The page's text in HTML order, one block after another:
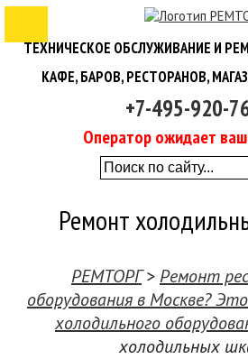
ТЕХНИЧЕСКОЕ ОБСЛУЖИВАНИЕ И
КАФЕ, БАРОВ, РЕСТОРАНОВ,
+7-495-920-
Оператор ожидает
Ремонт
РЕМТОРГ> Ремонт
оборудования в Москве?
холодильного
холодильных